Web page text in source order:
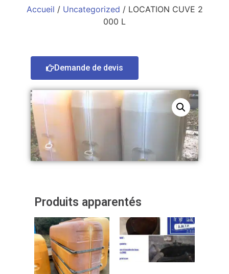
Accueil / Uncategorized / LOCATION CUVE 2
000 L
Demande de devis
Produits apparentés